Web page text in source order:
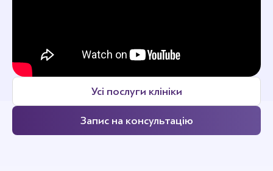
Усі послуги клініки
Запис на консультацію